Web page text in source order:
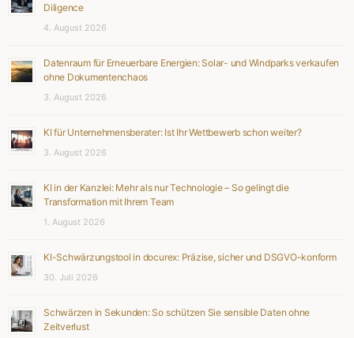
Diligence
4. August 2026
Datenraum für Erneuerbare Energien: Solar- und Windparks verkaufen
ohne Dokumentenchaos
3. August 2026
KI für Unternehmensberater: Ist Ihr Wettbewerb schon weiter?
3. August 2026
KI in der Kanzlei: Mehr als nur Technologie – So gelingt die
Transformation mit Ihrem Team
1. August 2026
KI-Schwärzungstool in docurex: Präzise, sicher und DSGVO-konform
30. Juli 2026
Schwärzen in Sekunden: So schützen Sie sensible Daten ohne
Zeitverlust